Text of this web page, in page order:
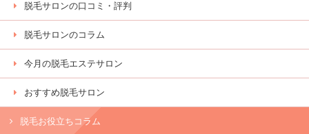
脱毛サロンの口コミ・評判
脱毛サロンのコラム
今月の脱毛エステサロン
おすすめ脱毛サロン
脱毛お役立ちコラム